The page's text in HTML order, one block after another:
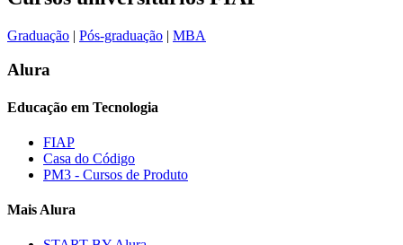
Graduação | Pós-graduação | MBA
Alura
Educação em Tecnologia
FIAP
Casa do Código
PM3 - Cursos de Produto
Mais Alura